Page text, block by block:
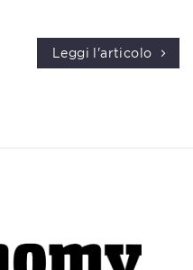
Leggi l'articolo